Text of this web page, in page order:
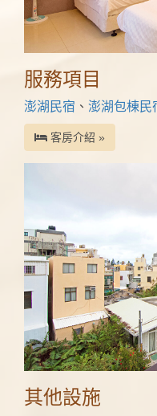
服務項目
澎湖民宿 、 澎湖包棟民
客房介紹 »
其他設施